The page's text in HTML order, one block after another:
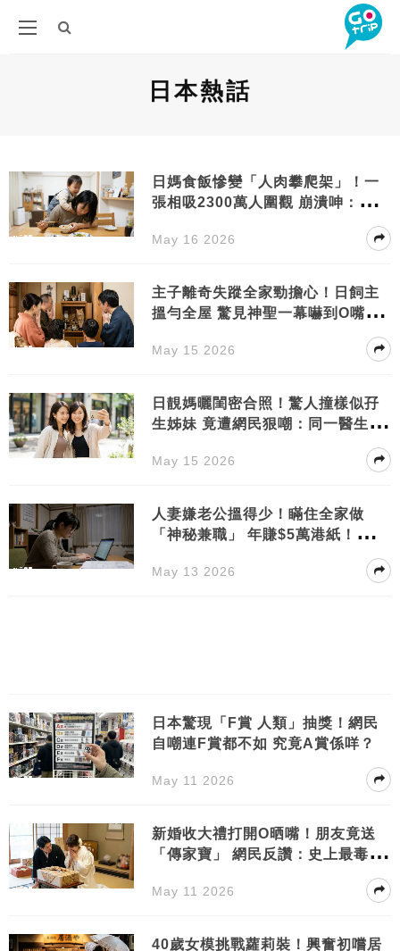
日本熱話
日媽食飯慘變「人肉攀爬架」！一
張相吸2300萬人圍觀 崩潰呻：根本
May 16 2026
主子離奇失蹤全家勁擔心！日飼主
搵勻全屋 驚見神聖一幕嚇到O嘴：
May 15 2026
日靚媽曬閨密合照！驚人撞樣似孖
生姊妹 竟遭網民狠嘲：同一醫生執
May 15 2026
人妻嫌老公搵得少！瞞住全家做
「神秘兼職」 年賺$5萬港紙！背後
May 13 2026
日本驚現「F賞 人類」抽獎！網民
自嘲連F賞都不如 究竟A賞係咩？
May 11 2026
新婚收大禮打開O晒嘴！朋友竟送
「傳家寶」 網民反讚：史上最毒祝
May 11 2026
40歲女模挑戰蘿莉裝！興奮初嚐居